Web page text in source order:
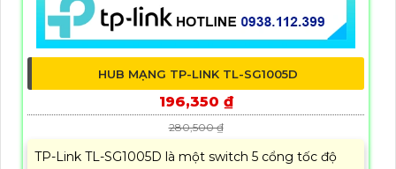
HUB MẠNG TP-LINK TL-SG1005D
196,350 ₫
280,500 ₫
TP-Link TL-SG1005D là một switch 5 cổng tốc độ